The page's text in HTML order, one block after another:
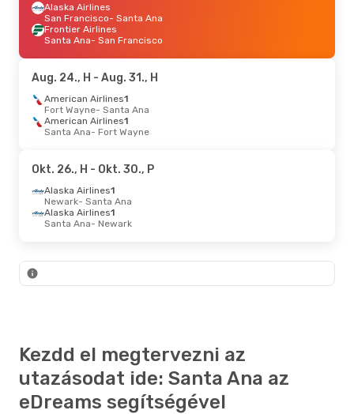
Alaska Airlines
San Francisco- Santa Ana
Frontier Airlines
Santa Ana- San Francisco
Aug. 24., H - Aug. 31., H
American Airlines1
Fort Wayne- Santa Ana
American Airlines1
Santa Ana- Fort Wayne
Okt. 26., H - Okt. 30., P
Alaska Airlines1
Newark- Santa Ana
Alaska Airlines1
Santa Ana- Newark
Kezdd el megtervezni az
utazásodat ide: Santa Ana az
eDreams segítségével